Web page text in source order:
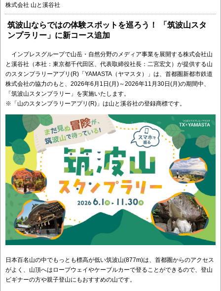
株式会社 山と溪谷社
筑波山ならではの体験スポットを巡ろう！ 「筑波山スタ
ンプラリー」に新コース追加
インプレスグループで山岳・自然分野のメディア事業を展開する株式会社山
と溪谷社（本社：東京都千代田区、代表取締役社長：二宮宏文）が提供する山
のスタンプラリーアプリ(R)「YAMASTA（ヤマスタ）」は、首都圏新都市鉄道
株式会社の協力のもと、2026年6月1日(月)～2026年11月30日(月)の期間中、
「筑波山スタンプラリー」を実施いたします。
※「山のスタンプラリーアプリ(R)」は山と溪谷社の登録商標です。
日本百名山の中でもっとも標高が低い筑波山(877m)は、首都圏からのアクセス
がよく、山頂へはロープウェイやケーブルカーで登ることができるので、登山
ビギナーの方や親子登山にもおすすめの山です。